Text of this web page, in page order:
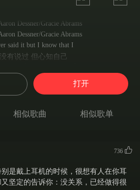
Dessner/Gracie Abrams
Dessner/Gracie Abrams
said it but I know that I
有说过 但心知自己
法想象25岁后的情景
I care to know the timing
我不想知道时机
也不是在寻那种沉寂
任何有助夜间入睡的事
I'm feelin' like an island
感觉自己像座岛屿
打开
相似歌曲 相似歌单
736
是戴上耳机的时候，很想有人在你耳
坚定的告诉你：没关系，已经做得很